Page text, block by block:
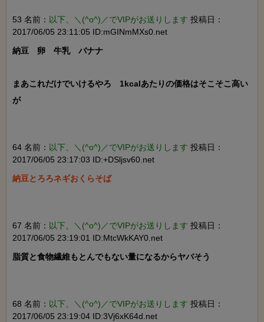
53 名前： 以下、＼(^o^)／でVIPがお送りします 投稿日：
2017/06/05 23:11:05 ID:mGINmMXs0.net
納豆　卵　牛乳　バナナ
まあこれだけでいけるやろ　1kcalあたりの価格はそこそこ高い
が
64 名前： 以下、＼(^o^)／でVIPがお送りします 投稿日：
2017/06/05 23:17:03 ID:+DSljsv60.net
納豆とろろネギおくらそば
67 名前： 以下、＼(^o^)／でVIPがお送りします 投稿日：
2017/06/05 23:19:01 ID:MtcWkKAY0.net
脂質と食物繊維もとんでもない量になるからヤバそう
68 名前： 以下、＼(^o^)／でVIPがお送りします 投稿日：
2017/06/05 23:19:04 ID:3Vj6xK64d.net